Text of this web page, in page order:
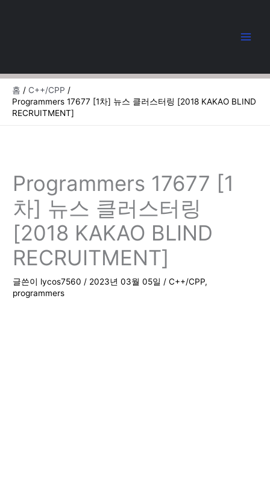
너
홈
C++/CPP
Programmers 17677 [1차] 뉴스 클러스터링 [2018 KAKAO BLIND
RECRUITMENT]
Programmers 17677 [1
차] 뉴스 클러스터링
[2018 KAKAO BLIND
RECRUITMENT]
글쓴이 lycos7560/ 2023년 03월 05일/C++/CPP,
programmers